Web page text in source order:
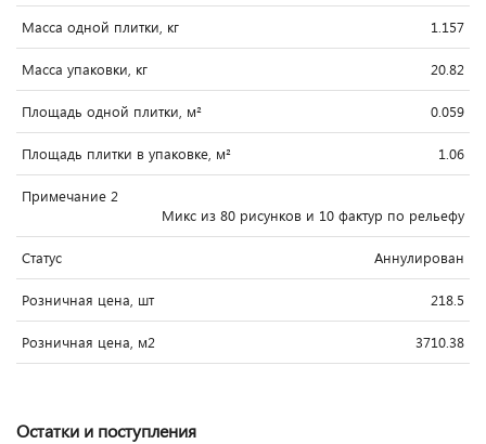
Масса одной плитки, кг 1.157
Масса упаковки, кг 20.82
Площадь одной плитки, м² 0.059
Площадь плитки в упаковке, м² 1.06
Примечание 2
Микс из 80 рисунков и 10 фактур по рельефу
Статус Аннулирован
Розничная цена, шт 218.5
Розничная цена, м2 3710.38
Остатки и поступления